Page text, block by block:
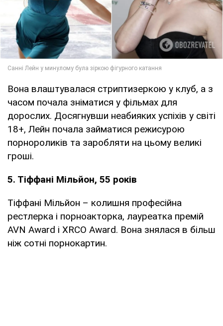
Вона влаштувалася стриптизеркою у клуб, а з
часом почала зніматися у фільмах для
дорослих. Досягнувши неабияких успіхів у світі
18+, Лейн почала займатися режисурою
порнороликів та заробляти на цьому великі
гроші.
5. Тіффані Мільйон, 55 років
Тіффані Мільйон – колишня професійна
рестлерка і порноакторка, лауреатка премій
AVN Award і XRCO Award. Вона знялася в більш
ніж сотні порнокартин.